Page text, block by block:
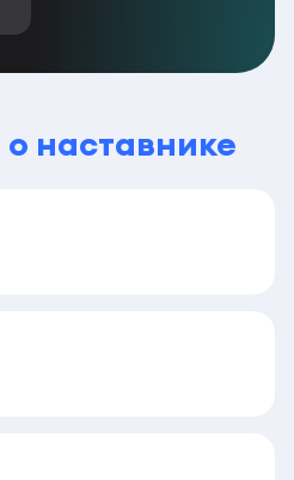
о наставнике